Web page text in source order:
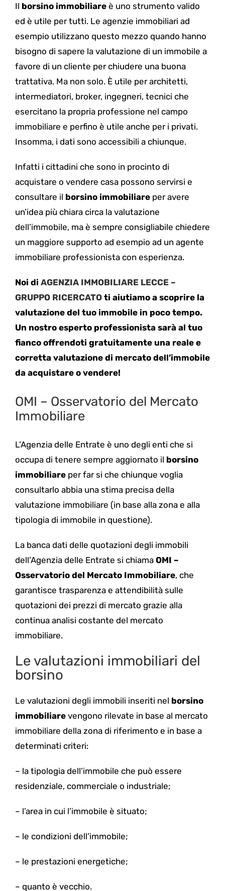
Il borsino immobiliareè uno strumento valido
ed è utile per tutti. Le agenzie immobiliari ad
esempio utilizzano questo mezzo quando hanno
bisogno di sapere la valutazione di un immobile a
favore di un cliente per chiudere una buona
trattativa. Ma non solo. È utile per architetti,
intermediatori, broker, ingegneri, tecnici che
esercitano la propria professione nel campo
immobiliare e perfino è utile anche per i privati.
Insomma, i dati sono accessibili a chiunque.
Infatti i cittadini che sono in procinto di
acquistare o vendere casa possono servirsi e
consultare il borsino immobiliareper avere
un’idea più chiara circa la valutazione
dell’immobile, ma è sempre consigliabile chiedere
un maggiore supporto ad esempio ad un agente
immobiliare professionista con esperienza.
Noi di AGENZIA IMMOBILIARE LECCE –
GRUPPO RICERCATOti aiutiamo a scoprire la
valutazione del tuo immobile in poco tempo.
Un nostro esperto professionista sarà al tuo
fianco offrendoti gratuitamente una reale e
corretta valutazione di mercato dell’immobile
da acquistare o vendere!
OMI – Osservatorio del Mercato
Immobiliare
L’Agenzia delle Entrate è uno degli enti che si
occupa di tenere sempre aggiornato il borsino
immobiliareper far si che chiunque voglia
consultarlo abbia una stima precisa della
valutazione immobiliare (in base alla zona e alla
tipologia di immobile in questione).
La banca dati delle quotazioni degli immobili
dell’Agenzia delle Entrate si chiama OMI –
Osservatorio del Mercato Immobiliare, che
garantisce trasparenza e attendibilità sulle
quotazioni dei prezzi di mercato grazie alla
continua analisi costante del mercato
immobiliare.
Le valutazioni immobiliari del
borsino
Le valutazioni degli immobili inseriti nel borsino
immobiliare vengono rilevate in base al mercato
immobiliare della zona di riferimento e in base a
determinati criteri:
– la tipologia dell’immobile che può essere
residenziale, commerciale o industriale;
– l’area in cui l’immobile è situato;
– le condizioni dell’immobile;
– le prestazioni energetiche;
– quanto è vecchio.